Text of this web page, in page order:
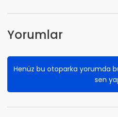
Yorumlar
Henüz bu otoparka yorumda
sen